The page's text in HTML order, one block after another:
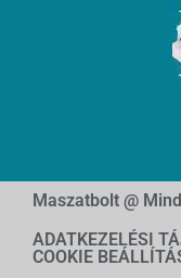
Maszatbolt @
ADATKEZELÉSI
COOKIE